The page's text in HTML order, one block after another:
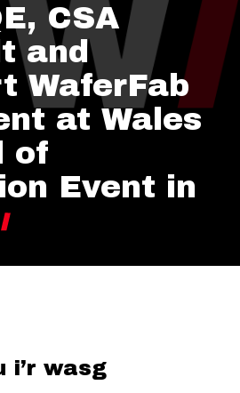
CSA
and
WaferFab
at Wales
of
Event in
i’r wasg